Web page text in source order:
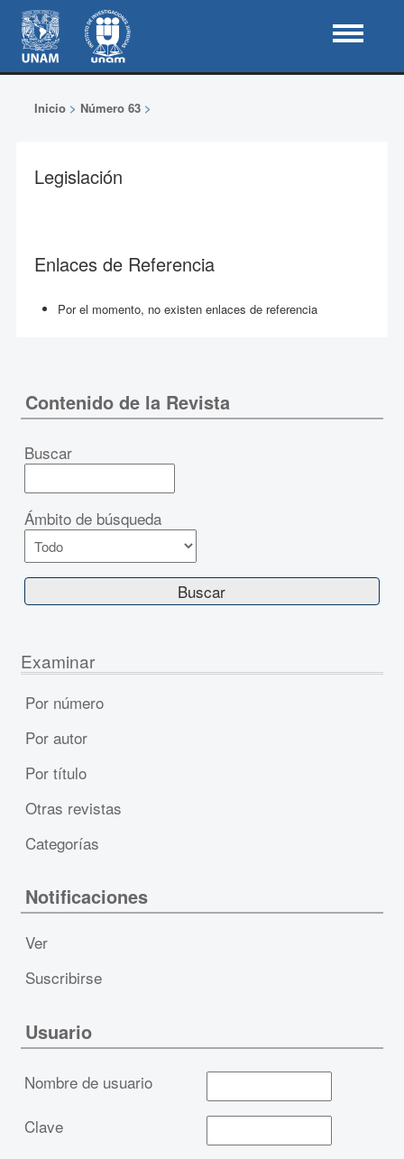
Inicio> Número 63>
Legislación
Enlaces de Referencia
Por el momento, no existen enlaces de referencia
Contenido de la Revista
Buscar
Ámbito de búsqueda
Examinar
Por número
Por autor
Por título
Otras revistas
Categorías
Notificaciones
Ver
Suscribirse
Usuario
Nombre de usuario
Clave